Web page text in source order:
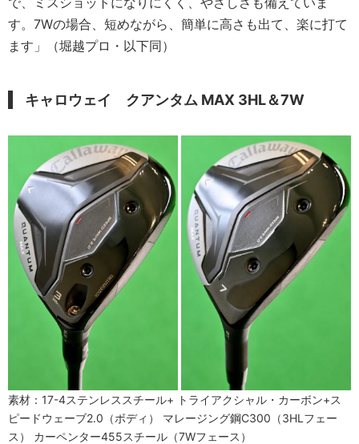
す。7Wの場合、短めながら、簡単に高さも出て、楽に打て
ます」（堀越プロ・以下同）
キャロウェイ クアンタム MAX 3HL＆7W
素材：17-4ステンレススチール+ トライアクシャル・カーボン+ス
ピードウェーブ2.0（ボディ） マレージング鋼C300（3HLフェー
ス） カーペンター455スチール（7Wフェース）